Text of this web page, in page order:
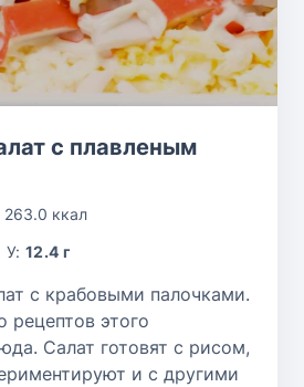
с плавленым
263.0 ккал
У:12.4 г
с крабовыми палочками.
рецептов этого
Салат готовят с рисом,
и с другими